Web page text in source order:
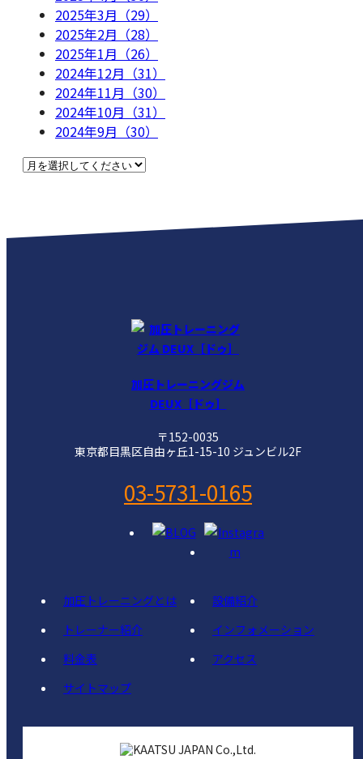
2025年3月（29）
2025年2月（28）
2025年1月（26）
2024年12月（31）
2024年11月（30）
2024年10月（31）
2024年9月（30）
加圧トレーニングジム
DEUX［ドゥ］
〒152-0035
東京都目黒区自由ヶ丘1-15-10 ジュンビル2F
03-5731-0165
加圧トレーニングとは
設備紹介
トレーナー紹介
インフォメーション
料金表
アクセス
サイトマップ